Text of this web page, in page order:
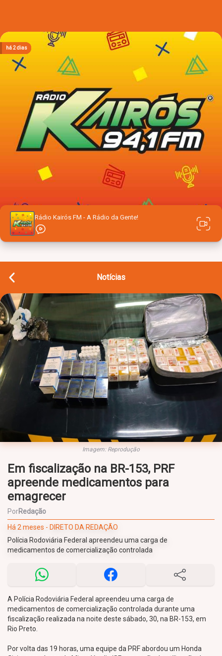
Rádio Kairós FM - A Rádio da Gente!
Notícias
Imagem: Reprodução
Em fiscalização na BR-153, PRF
apreende medicamentos para
emagrecer
PorRedação
Há 2 meses - DIRETO DA REDAÇÃO
Polícia Rodoviária Federal apreendeu uma carga de
medicamentos de comercialização controlada
A Polícia Rodoviária Federal apreendeu uma carga de
medicamentos de comercialização controlada durante uma
fiscalização realizada na noite deste sábado, 30, na BR-153, em
Rio Preto.
Por volta das 19 horas, uma equipe da PRF abordou um Honda
há 2 dias
há 2 dias
há 2 dias
há 2 dias
há 2 dias